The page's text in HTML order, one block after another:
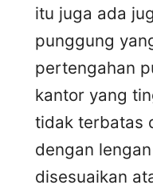
itu juga ada
punggung
pertengahan
kantor yang
tidak terbatas
dengan
disesuaikan